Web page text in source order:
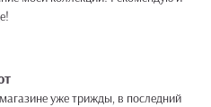
уже трижды, в последний